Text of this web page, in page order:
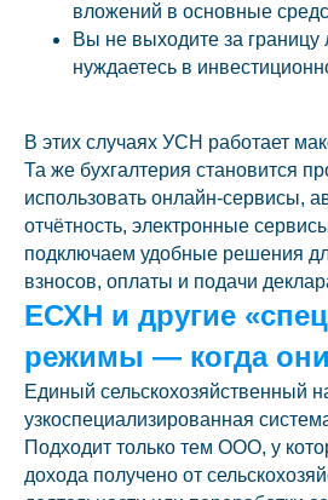
вложений в основные
Вы не выходите за границу
нуждаетесь в
В этих случаях УСН работает
Та же бухгалтерия становится
использовать онлайн-сервисы,
отчётность, электронные
подключаем удобные решения
взносов, оплаты и подачи
ЕСХН и другие
режимы — когда
Единый сельскохозяйственный
узкоспециализированная
Подходит только тем ООО, у
дохода получено от